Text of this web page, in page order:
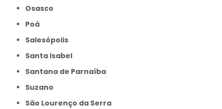
Osasco
Poá
Salesópolis
Santa Isabel
Santana de Parnaíba
Suzano
São Lourenço da Serra